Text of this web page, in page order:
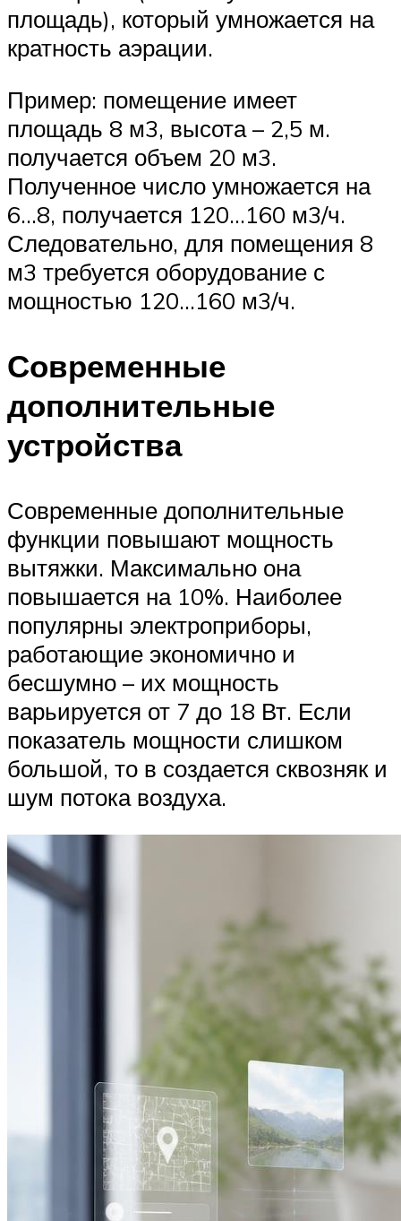
площадь), который умножается на
кратность аэрации.
Пример: помещение имеет
площадь 8 м3, высота – 2,5 м.
получается объем 20 м3.
Полученное число умножается на
6…8, получается 120…160 м3/ч.
Следовательно, для помещения 8
м3 требуется оборудование с
мощностью 120…160 м3/ч.
Современные
дополнительные
устройства
Современные дополнительные
функции повышают мощность
вытяжки. Максимально она
повышается на 10%. Наиболее
популярны электроприборы,
работающие экономично и
бесшумно – их мощность
варьируется от 7 до 18 Вт. Если
показатель мощности слишком
большой, то в создается сквозняк и
шум потока воздуха.